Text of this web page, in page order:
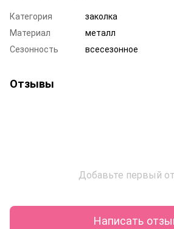
Категория
заколка
Материал
металл
Сезонность
всесезонное
Отзывы
Добавьте первый
Написать